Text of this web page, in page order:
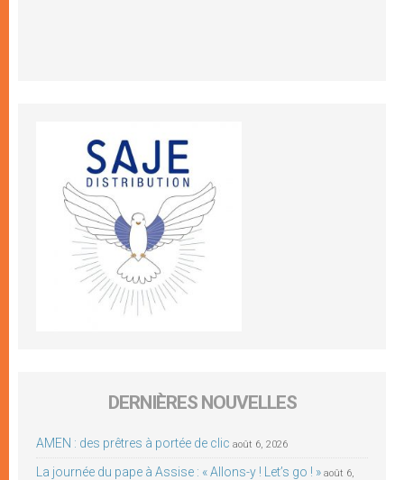
DERNIÈRES NOUVELLES
AMEN : des prêtres à portée de clic août 6, 2026
La journée du pape à Assise : « Allons-y ! Let’s go ! » août 6,